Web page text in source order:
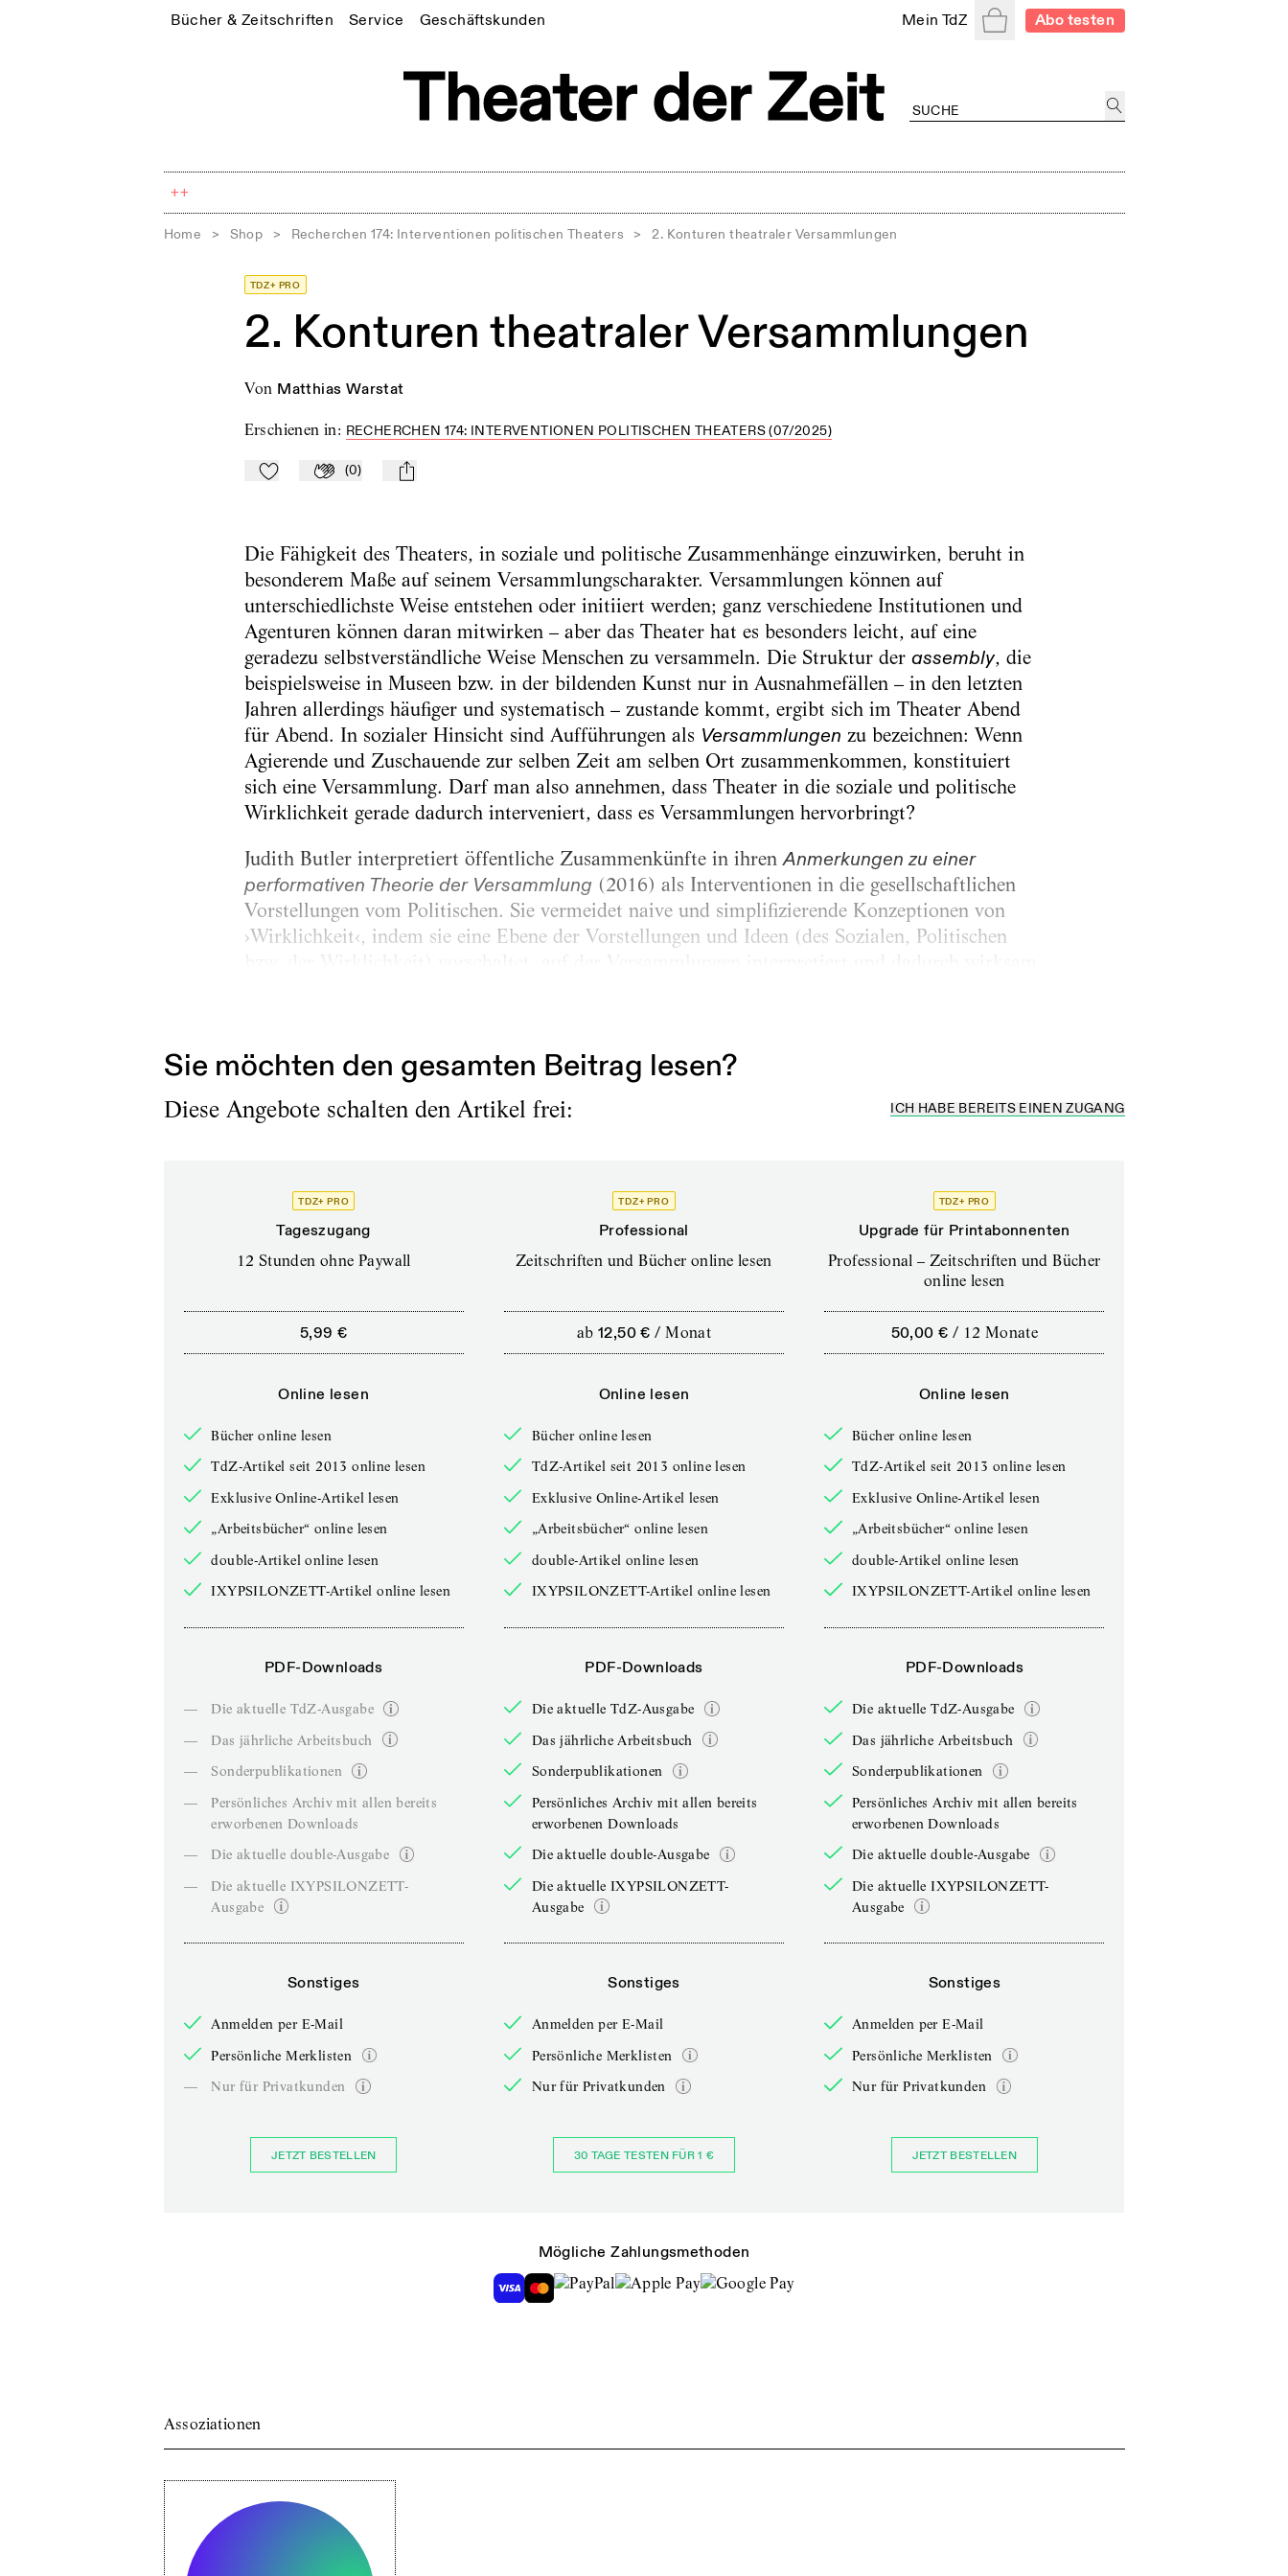
Bücher & Zeitschriften Service Geschäftskunden Mein TdZ WarenkorbAbo testen
++
Home > Shop > Recherchen 174: Interventionen politischen Theaters > 2. Konturen theatraler Versammlungen
TDZ+ PRO
2. Konturen theatraler Versammlungen
von Matthias Warstat
Erschienen in: RECHERCHEN 174: INTERVENTIONEN POLITISCHEN THEATERS (07/2025)
Zu Mein-TdZ hinzufügen
Applaudieren
(0) mail
Die Fähigkeit des Theaters, in soziale und politische Zusammenhänge einzuwirken, beruht in
besonderem Maße auf seinem Versammlungscharakter. Versammlungen können auf
unterschiedlichste Weise entstehen oder initiiert werden; ganz verschiedene Institutionen und
Agenturen können daran mitwirken – aber das Theater hat es besonders leicht, auf eine
geradezu selbstverständliche Weise Menschen zu versammeln. Die Struktur der assembly, die
beispielsweise in Museen bzw. in der bildenden Kunst nur in Ausnahmefällen – in den letzten
Jahren allerdings häufiger und systematisch – zustande kommt, ergibt sich im Theater Abend
für Abend. In sozialer Hinsicht sind Aufführungen als Versammlungen zu bezeichnen: Wenn
Agierende und Zuschauende zur selben Zeit am selben Ort zusammenkommen, konstituiert
sich eine Versammlung. Darf man also annehmen, dass Theater in die soziale und politische
Wirklichkeit gerade dadurch interveniert, dass es Versammlungen hervorbringt?
Judith Butler interpretiert öffentliche Zusammenkünfte in ihrenAnmerkungen zu einer
performativen Theorie der Versammlung (2016) als Interventionen in die gesellschaftlichen
Vorstellungen vom Politischen. Sie vermeidet naive und simplifizierende Konzeptionen von
›Wirklichkeit‹, indem sie eine Ebene der Vorstellungen und Ideen (des Sozialen, Politischen
Sie möchten den gesamten Beitrag lesen?
Diese Angebote schalten den Artikel frei: ICH HABE BEREITS EINEN ZUGANG
TDZ+ PRO
Tageszugang
12 Stunden ohne Paywall
5,99 €
Online lesen
Bücher online lesen
TdZ-Artikel seit 2013 online lesen
Exklusive Online-Artikel lesen
„Arbeitsbücher“ online lesen
double-Artikel online lesen
IXYPSILONZETT-Artikel online lesen
PDF-Downloads
—
Die aktuelle TdZ-Ausgabe
—
Das jährliche Arbeitsbuch
—
Sonderpublikationen
—
Persönliches Archiv mit allen bereits
erworbenen Downloads
—
Die aktuelle double-Ausgabe
—
Die aktuelle IXYPSILONZETT-
Ausgabe
Sonstiges
Anmelden per E-Mail
Persönliche Merklisten
—
Nur für Privatkunden
JETZT BESTELLEN
TDZ+ PRO
Professional
Zeitschriften und Bücher online lesen
ab 12,50 € /Monat
Online lesen
Bücher online lesen
TdZ-Artikel seit 2013 online lesen
Exklusive Online-Artikel lesen
„Arbeitsbücher“ online lesen
double-Artikel online lesen
IXYPSILONZETT-Artikel online lesen
PDF-Downloads
Die aktuelle TdZ-Ausgabe
Das jährliche Arbeitsbuch
Sonderpublikationen
Persönliches Archiv mit allen bereits
erworbenen Downloads
Die aktuelle double-Ausgabe
Die aktuelle IXYPSILONZETT-
Ausgabe
Sonstiges
Anmelden per E-Mail
Persönliche Merklisten
Nur für Privatkunden
30 TAGE TESTEN FÜR 1 €
TDZ+ PRO
Upgrade für Printabonnenten
Professional – Zeitschriften und Bücher
online lesen
50,00 € / 12 Monate
Online lesen
Bücher online lesen
TdZ-Artikel seit 2013 online lesen
Exklusive Online-Artikel lesen
„Arbeitsbücher“ online lesen
double-Artikel online lesen
IXYPSILONZETT-Artikel online lesen
PDF-Downloads
Die aktuelle TdZ-Ausgabe
Das jährliche Arbeitsbuch
Sonderpublikationen
Persönliches Archiv mit allen bereits
erworbenen Downloads
Die aktuelle double-Ausgabe
Die aktuelle IXYPSILONZETT-
Ausgabe
Sonstiges
Anmelden per E-Mail
Persönliche Merklisten
Nur für Privatkunden
JETZT BESTELLEN
Mögliche Zahlungsmethoden
Assoziationen